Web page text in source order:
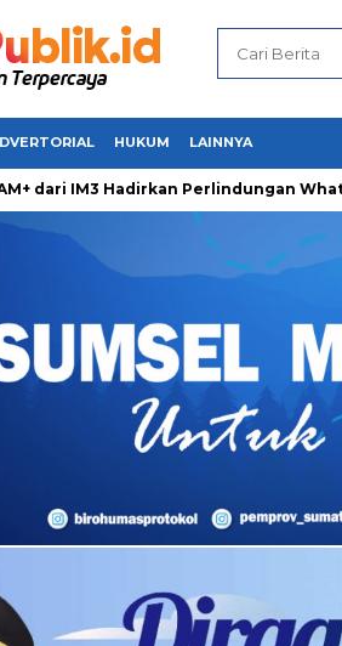
HUKUM LAINNYA
IM3 Hadirkan Perlindungan